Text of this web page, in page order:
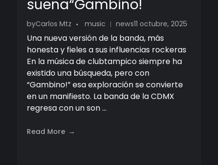
suena“Gambino!
11 octubre, 2025
byCarlos Mtz music news
Una nueva versión de la banda, más
honesta y fieles a sus influencias rockeras
En la música de clubtampico siempre ha
existido una búsqueda, pero con
“Gambino!” esa exploración se convierte
en un manifiesto. La banda de la CDMX
regresa con un son ...
Read More